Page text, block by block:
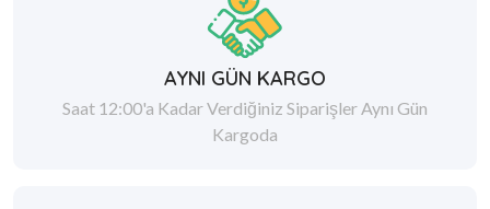
AYNI GÜN KARGO
Saat 12:00'a Kadar Verdiğiniz Siparişler Aynı Gün
Kargoda